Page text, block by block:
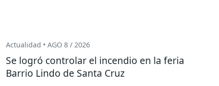
Actualidad • AGO 8 / 2026
Se logró controlar el incendio en la feria
Barrio Lindo de Santa Cruz